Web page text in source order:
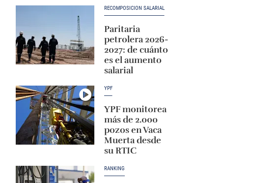
RECOMPOSICIÓN SALARIAL
Paritaria
petrolera 2026-
2027: de cuánto
es el aumento
salarial
YPF
YPF monitorea
más de 2.000
pozos en Vaca
Muerta desde
su RTIC
RANKING